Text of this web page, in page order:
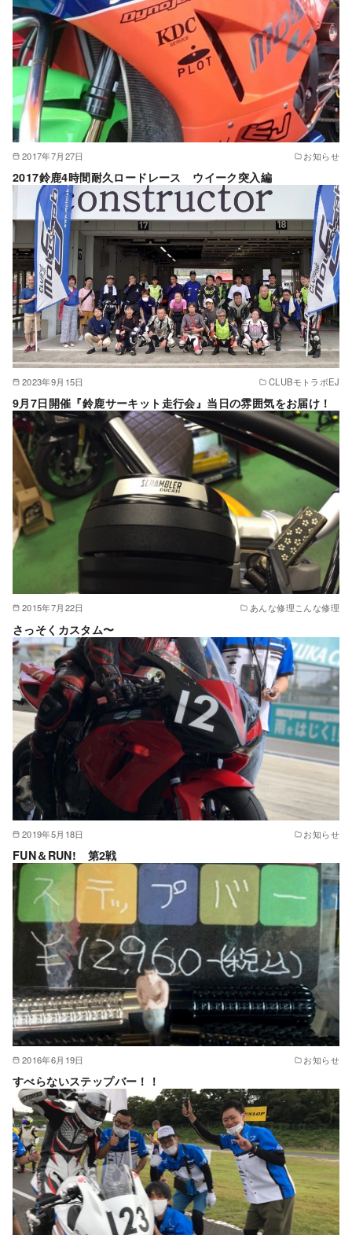
2017年7月27日 お知らせ
2017鈴鹿4時間耐久ロードレース ウイーク突入編
2023年9月15日 CLUBモトラボEJ
9月7日開催『鈴鹿サーキット走行会』当日の雰囲気をお届け！
2015年7月22日 あんな修理こんな修理
さっそくカスタム〜
2019年5月18日 お知らせ
FUN＆RUN! 第2戦
2016年6月19日 お知らせ
すべらないステップバー！！